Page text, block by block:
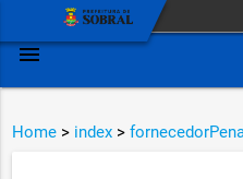
menu
Home > index >